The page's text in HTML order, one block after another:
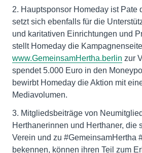
2. Hauptsponsor Homeday ist Pate
setzt sich ebenfalls für die
und karitativen Einrichtungen und
stellt Homeday die Kampagnenseite
www.GemeinsamHertha.berlin zur
spendet 5.000 Euro in den
bewirbt Homeday die Aktion mit
Mediavolumen.
3. Mitgliedsbeiträge von
Herthanerinnen und Herthaner, die
Verein und zu #GemeinsamHertha
bekennen, können ihren Teil zum